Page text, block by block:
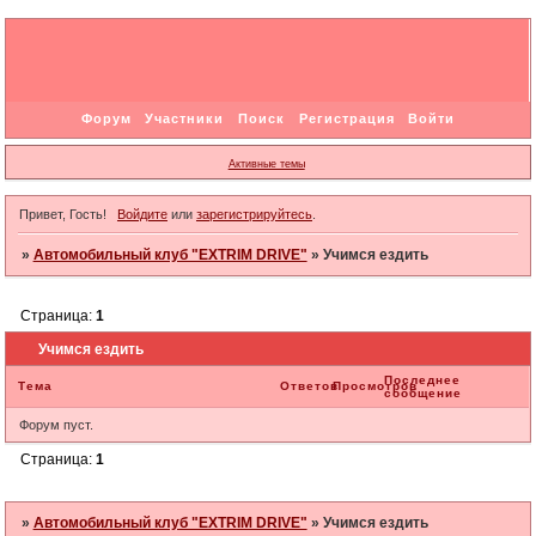
Форум Участники Поиск Регистрация Войти
Активные темы
Привет, Гость! Войдитеили зарегистрируйтесь.
» Автомобильный клуб "EXTRIM DRIVE" » Учимся ездить
Учимся ездить
Страница: 1
Тема ОтветовПросмотровПоследнее
сообщение
Форум пуст.
Страница: 1
» Автомобильный клуб "EXTRIM DRIVE" » Учимся ездить